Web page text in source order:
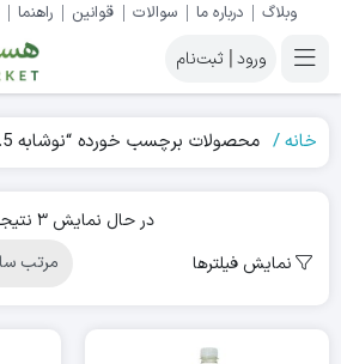
وبلاگ درباره ما سوالات قوانین راهنما
|
خانه محصولات برچسب خورده “نوشابه 2.5 لیتر”
در حال نمایش 3 نتیجه
نمایش فیلترها